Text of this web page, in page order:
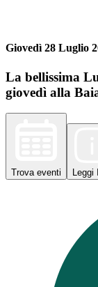
Giovedì 28 Luglio
La bellissima
giovedì alla
Trova eventi Leggi